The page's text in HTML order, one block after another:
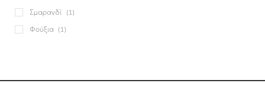
Σμαραγδί (1)
Φούξια (1)